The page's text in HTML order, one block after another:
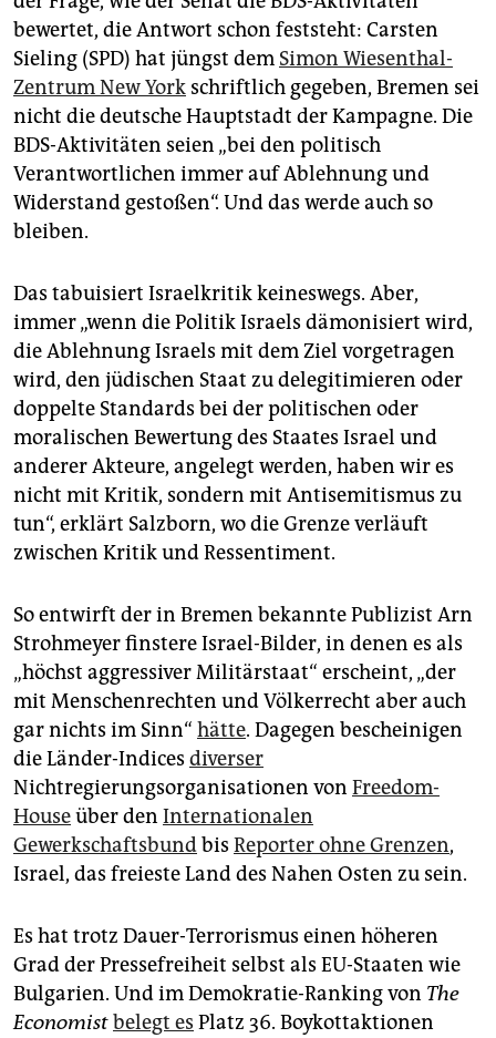
bewertet, die Antwort schon feststeht: Carsten
Sieling (SPD) hat jüngst dem Simon Wiesenthal-
Zentrum New York schriftlich gegeben, Bremen sei
nicht die deutsche Hauptstadt der Kampagne. Die
BDS-Aktivitäten seien „bei den politisch
Verantwortlichen immer auf Ablehnung und
Widerstand gestoßen“. Und das werde auch so
bleiben.
Das tabuisiert Israelkritik keineswegs. Aber,
immer „wenn die Politik Israels dämonisiert wird,
die Ablehnung Israels mit dem Ziel vorgetragen
wird, den jüdischen Staat zu delegitimieren oder
doppelte Standards bei der politischen oder
moralischen Bewertung des Staates Israel und
anderer Akteure, angelegt werden, haben wir es
nicht mit Kritik, sondern mit Antisemitismus zu
tun“, erklärt Salzborn, wo die Grenze verläuft
zwischen Kritik und Ressentiment.
So entwirft der in Bremen bekannte Publizist Arn
Strohmeyer finstere Israel-Bilder, in denen es als
„höchst aggressiver Militärstaat“ erscheint, „der
mit Menschenrechten und Völkerrecht aber auch
gar nichts im Sinn“ hätte. Dagegen bescheinigen
die Länder-Indices diverser
Nichtregierungsorganisationen von Freedom-
Houseüber den Internationalen
Gewerkschaftsbundbis Reporter ohne Grenzen,
Israel, das freieste Land des Nahen Osten zu sein.
Es hat trotz Dauer-Terrorismus einen höheren
Grad der Pressefreiheit selbst als EU-Staaten wie
Bulgarien. Und im Demokratie-Ranking von The
Economistbelegt es Platz 36. Boykottaktionen